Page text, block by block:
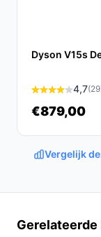
harde
laadduur
[Looptijd
volgens
maximale
[Zuig
losse
Dyson V15s
4,7
€879,00
Vergelijk